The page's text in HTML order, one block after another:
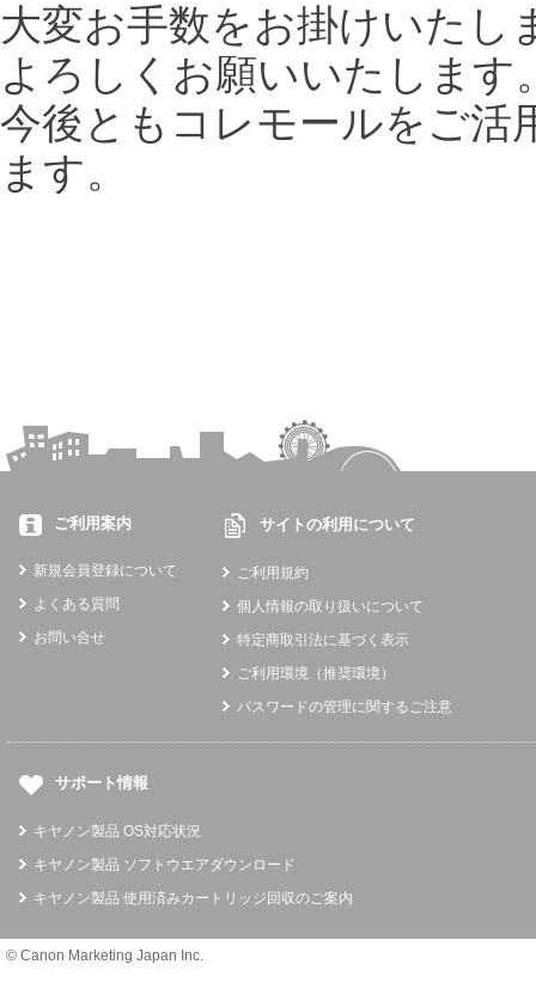
大変お手数をお掛けいたし
よろしくお願いいたします
今後ともコレモールをご活
ます。
ご利用案内
新規会員登録について
よくある質問
お問い合せ
サイトの利用について
ご利用規約
個人情報の取り扱いについて
特定商取引法に基づく表示
ご利用環境（推奨環境）
パスワードの管理に関するご注意
サポート情報
キヤノン製品 OS対応状況
キヤノン製品 ソフトウエアダウンロード
キヤノン製品 使用済みカートリッジ回収のご案内
© Canon Marketing Japan Inc.